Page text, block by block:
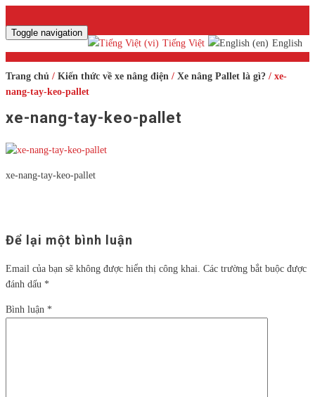
Toggle navigation
Tiếng Việt
English
Trang chủ / Kiến thức về xe nâng điện / Xe nâng Pallet là gì? / xe-
nang-tay-keo-pallet
xe-nang-tay-keo-pallet
xe-nang-tay-keo-pallet
Để lại một bình luận
Email của bạn sẽ không được hiển thị công khai. Các trường bắt buộc được
đánh dấu *
Bình luận *